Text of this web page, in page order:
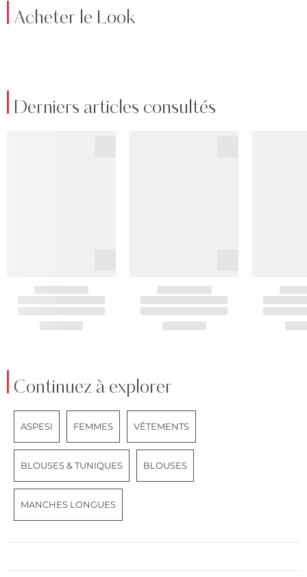
Acheter le Look
Derniers articles consultés
Continuez à explorer
ASPESI FEMMES VÊTEMENTS
BLOUSES & TUNIQUES BLOUSES
MANCHES LONGUES